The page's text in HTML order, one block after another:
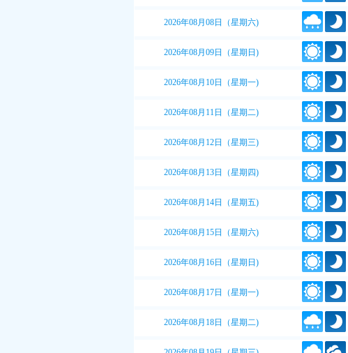
2026年08月08日（星期六)
2026年08月09日（星期日)
2026年08月10日（星期一)
2026年08月11日（星期二)
2026年08月12日（星期三)
2026年08月13日（星期四)
2026年08月14日（星期五)
2026年08月15日（星期六)
2026年08月16日（星期日)
2026年08月17日（星期一)
2026年08月18日（星期二)